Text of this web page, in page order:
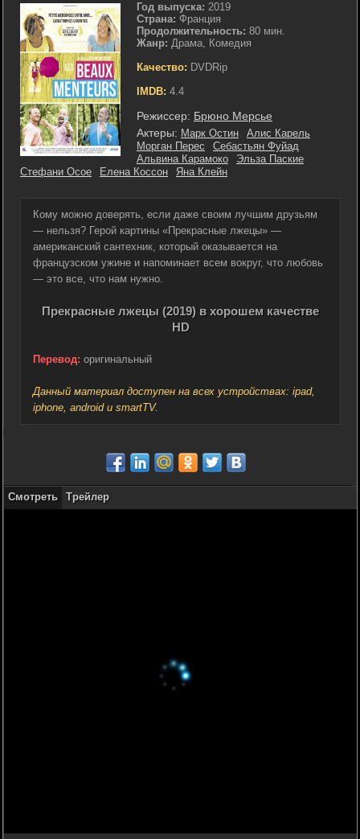
Год выпуска: 2019
Страна: Франция
Продолжительность: 80 мин.
Жанр: Драма, Комедия
Качество: DVDRip
IMDB: 4.4
Режиссер: Брюно Мерсье
Актеры: Марк Остин
Алис Карель
Морган Перес
Себастьян Фуйад
Альвина Карамоко
Эльза Паские
Стефани Осое
Елена Коссон Яна Клейн
Кому можно доверять, если даже своим лучшим друзьям
— нельзя? Герой картины «Прекрасные лжецы» —
американский сантехник, который оказывается на
французском ужине и напоминает всем вокруг, что любовь
— это все, что нам нужно.
Прекрасные лжецы (2019) в хорошем качестве
HD
Перевод: оригинальный
Данный материал доступен на всех устройствах: ipad,
iphone, android и smartTV.
Смотреть Трейлер